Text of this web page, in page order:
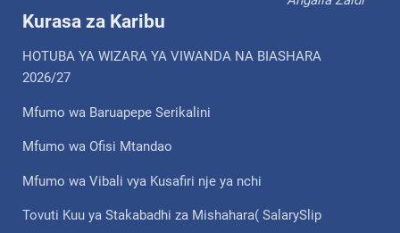
Kurasa za Karibu
HOTUBA YA WIZARA YA VIWANDA NA BIASHARA
2026/27
Mfumo wa Baruapepe Serikalini
Mfumo wa Ofisi Mtandao
Mfumo wa Vibali vya Kusafiri nje ya nchi
Tovuti Kuu ya Stakabadhi za Mishahara( SalarySlip